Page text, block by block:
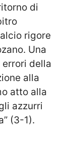
di
rigore
Una
della
alla
atto alla
azzurri
(3-1).